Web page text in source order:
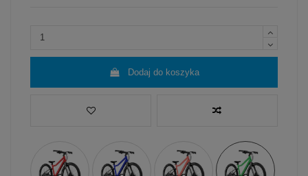
Dodaj do koszyka